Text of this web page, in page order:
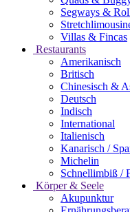
Segways &
Villas & Fincas
Restaurants
Amerikanisch
Britisch
Chinesisch &
Deutsch
Indisch
International
Italienisch
Kanarisch /
Michelin
Schnellimbiß /
Körper & Seele
Akupunktur